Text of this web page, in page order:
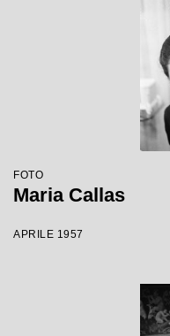
FOTO
Maria Callas
APRILE 1957